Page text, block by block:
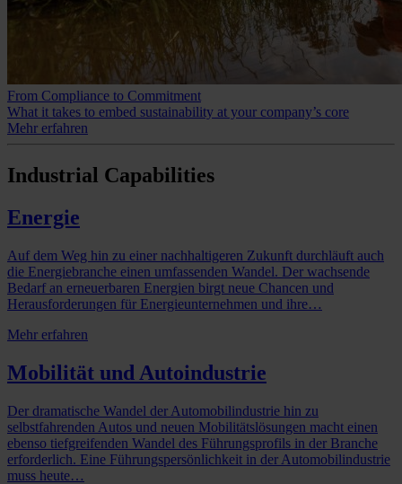
From Compliance to Commitment
What it takes to embed sustainability at your company’s core
Mehr erfahren
Industrial Capabilities
Energie
Auf dem Weg hin zu einer nachhaltigeren Zukunft durchläuft auch
die Energiebranche einen umfassenden Wandel. Der wachsende
Bedarf an erneuerbaren Energien birgt neue Chancen und
Herausforderungen für Energieunternehmen und ihre…
Mehr erfahren
Mobilität und Autoindustrie
Der dramatische Wandel der Automobilindustrie hin zu
selbstfahrenden Autos und neuen Mobilitätslösungen macht einen
ebenso tiefgreifenden Wandel des Führungsprofils in der Branche
erforderlich. Eine Führungspersönlichkeit in der Automobilindustrie
muss heute…